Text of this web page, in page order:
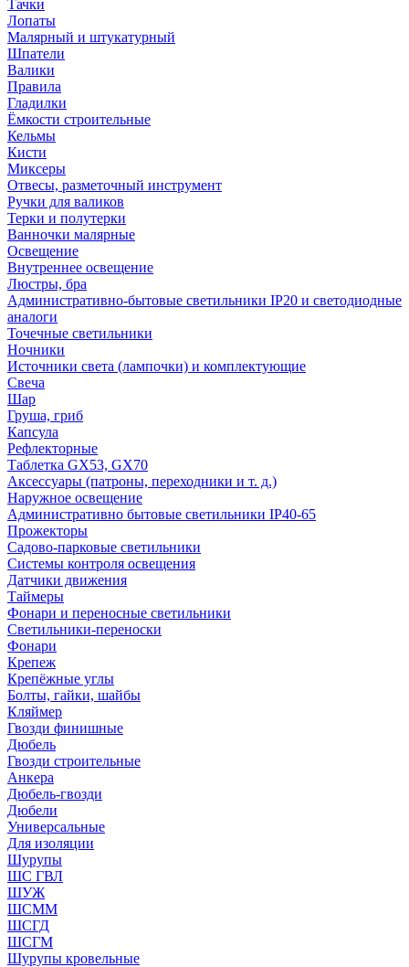
Тачки
Лопаты
Малярный и штукатурный
Шпатели
Валики
Правила
Гладилки
Ёмкости строительные
Кельмы
Кисти
Миксеры
Отвесы, разметочный инструмент
Ручки для валиков
Терки и полутерки
Ванночки малярные
Освещение
Внутреннее освещение
Люстры, бра
Административно-бытовые светильники IP20 и светодиодные
аналоги
Точечные светильники
Ночники
Источники света (лампочки) и комплектующие
Свеча
Шар
Груша, гриб
Капсула
Рефлекторные
Таблетка GX53, GX70
Аксессуары (патроны, переходники и т. д.)
Наружное освещение
Административно бытовые светильники IP40-65
Прожекторы
Садово-парковые светильники
Системы контроля освещения
Датчики движения
Таймеры
Фонари и переносные светильники
Светильники-переноски
Фонари
Крепеж
Крепёжные углы
Болты, гайки, шайбы
Кляймер
Гвозди финишные
Дюбель
Гвозди строительные
Анкера
Дюбель-гвозди
Дюбели
Универсальные
Для изоляции
Шурупы
ШС ГВЛ
ШУЖ
ШСММ
ШСГД
ШСГМ
Шурупы кровельные